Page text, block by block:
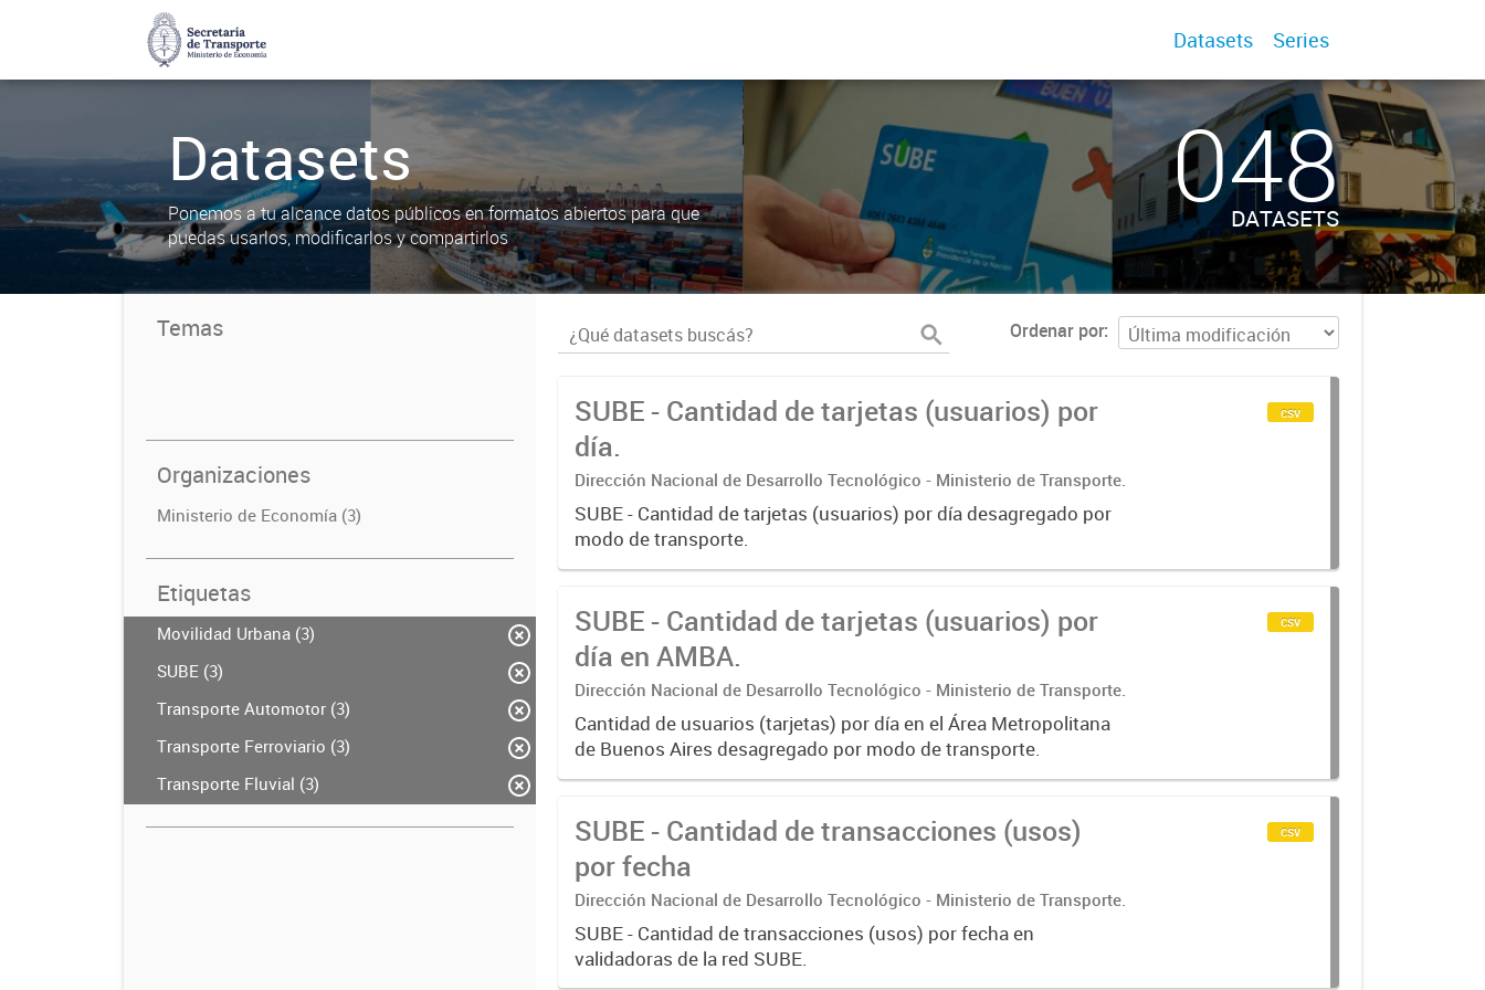
Datasets Series
Datasets
Ponemos a tu alcance datos públicos en formatos abiertos para que
puedas usarlos, modificarlos y compartirlos
048
DATASETS
Temas
Organizaciones
Ministerio de Economía (3)
Etiquetas
Movilidad Urbana (3)
SUBE (3)
Transporte Automotor (3)
Transporte Ferroviario (3)
Transporte Fluvial (3)
Ordenar por
SUBE - Cantidad de tarjetas (usuarios) por
día.
Dirección Nacional de Desarrollo Tecnológico - Ministerio de Transporte.
SUBE - Cantidad de tarjetas (usuarios) por día desagregado por
modo de transporte.
csv
SUBE - Cantidad de tarjetas (usuarios) por
día en AMBA.
Dirección Nacional de Desarrollo Tecnológico - Ministerio de Transporte.
Cantidad de usuarios (tarjetas) por día en el Área Metropolitana
de Buenos Aires desagregado por modo de transporte.
csv
SUBE - Cantidad de transacciones (usos)
por fecha
Dirección Nacional de Desarrollo Tecnológico - Ministerio de Transporte.
SUBE - Cantidad de transacciones (usos) por fecha en
validadoras de la red SUBE.
csv